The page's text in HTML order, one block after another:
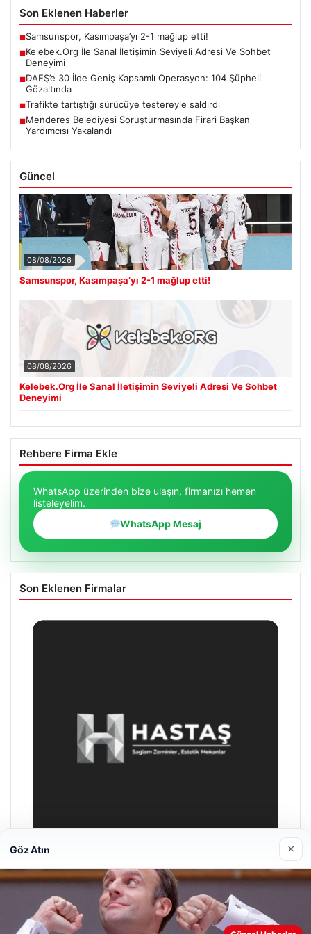
Son Eklenen Haberler
■Samsunspor, Kasımpaşa’yı 2-1 mağlup etti!
■Kelebek.Org İle Sanal İletişimin Seviyeli Adresi Ve Sohbet
Deneyimi
■DAEŞ’e 30 İlde Geniş Kapsamlı Operasyon: 104 Şüpheli
Gözaltında
■Trafikte tartıştığı sürücüye testereyle saldırdı
■Menderes Belediyesi Soruşturmasında Firari Başkan
Yardımcısı Yakalandı
Güncel
08/08/2026
Samsunspor, Kasımpaşa’yı 2-1 mağlup etti!
08/08/2026
Kelebek.Org İle Sanal İletişimin Seviyeli Adresi Ve Sohbet
Deneyimi
Rehbere Firma Ekle
WhatsApp üzerinden bize ulaşın, firmanızı hemen
listeleyelim.
WhatsApp Mesaj
Son Eklenen Firmalar
Enes Kaplan Avukatlık Bürosu
28/04/2026
Web sitemizi nasıl kullandığınızı daha iyi anlayabilmek,
Göz Atın ×